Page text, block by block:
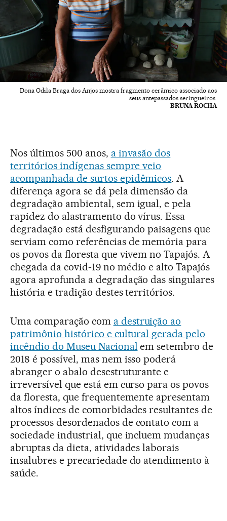
Dona Odila Braga dos Anjos mostra fragmento cerâmico associado aos
seus antepassados seringueiros.
BRUNA ROCHA
Nos últimos 500 anos, a invasão dos
territórios indígenas sempre veio
acompanhada de surtos epidêmicos. A
diferença agora se dá pela dimensão da
degradação ambiental, sem igual, e pela
rapidez do alastramento do vírus. Essa
degradação está desfigurando paisagens que
serviam como referências de memória para
os povos da floresta que vivem no Tapajós. A
chegada da covid-19 no médio e alto Tapajós
agora aprofunda a degradação das singulares
história e tradição destes territórios.
Uma comparação com a destruição ao
patrimônio histórico e cultural gerada pelo
incêndio do Museu Nacional em setembro de
2018 é possível, mas nem isso poderá
abranger o abalo desestruturante e
irreversível que está em curso para os povos
da floresta, que frequentemente apresentam
altos índices de comorbidades resultantes de
processos desordenados de contato com a
sociedade industrial, que incluem mudanças
abruptas da dieta, atividades laborais
insalubres e precariedade do atendimento à
saúde.